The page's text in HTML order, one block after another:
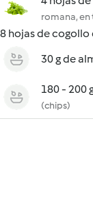
romana, en
8 hojas de cogollo
30 g de
180 - 200
(chips)